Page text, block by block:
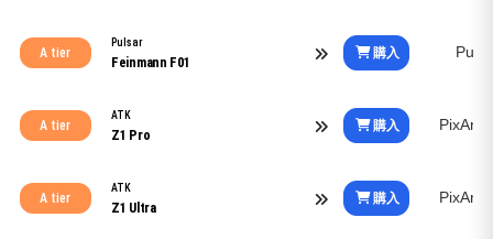
A tier
Pulsar
Feinmann F01
購入
A tier
ATK
Z1 Pro
購入 PixArt
A tier
ATK
Z1 Ultra
購入 PixArt